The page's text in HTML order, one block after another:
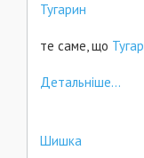
Тугарин
те саме, що Тугар
Детальніше...
Шишка